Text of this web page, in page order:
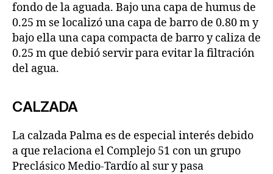
fondo de la aguada. Bajo una capa de humus de
0.25 m se localizó una capa de barro de 0.80 m y
bajo ella una capa compacta de barro y caliza de
0.25 m que debió servir para evitar la filtración
del agua.
CALZADA
La calzada Palma es de especial interés debido
a que relaciona el Complejo 51 con un grupo
Preclásico Medio-Tardío al sur y pasa